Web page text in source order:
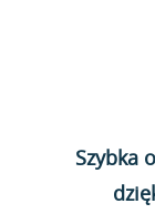
Szybka